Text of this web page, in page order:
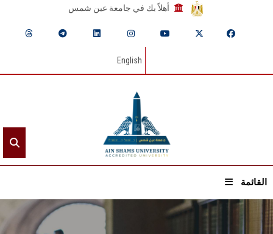
أهلاً بك في جامعة عين شمس
English
القائمة
الرئيسيـة